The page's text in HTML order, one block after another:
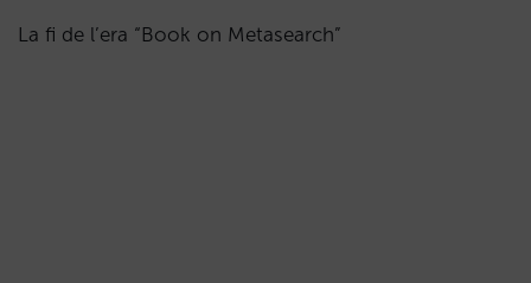
La fi de l’era “Book on Metasearch”